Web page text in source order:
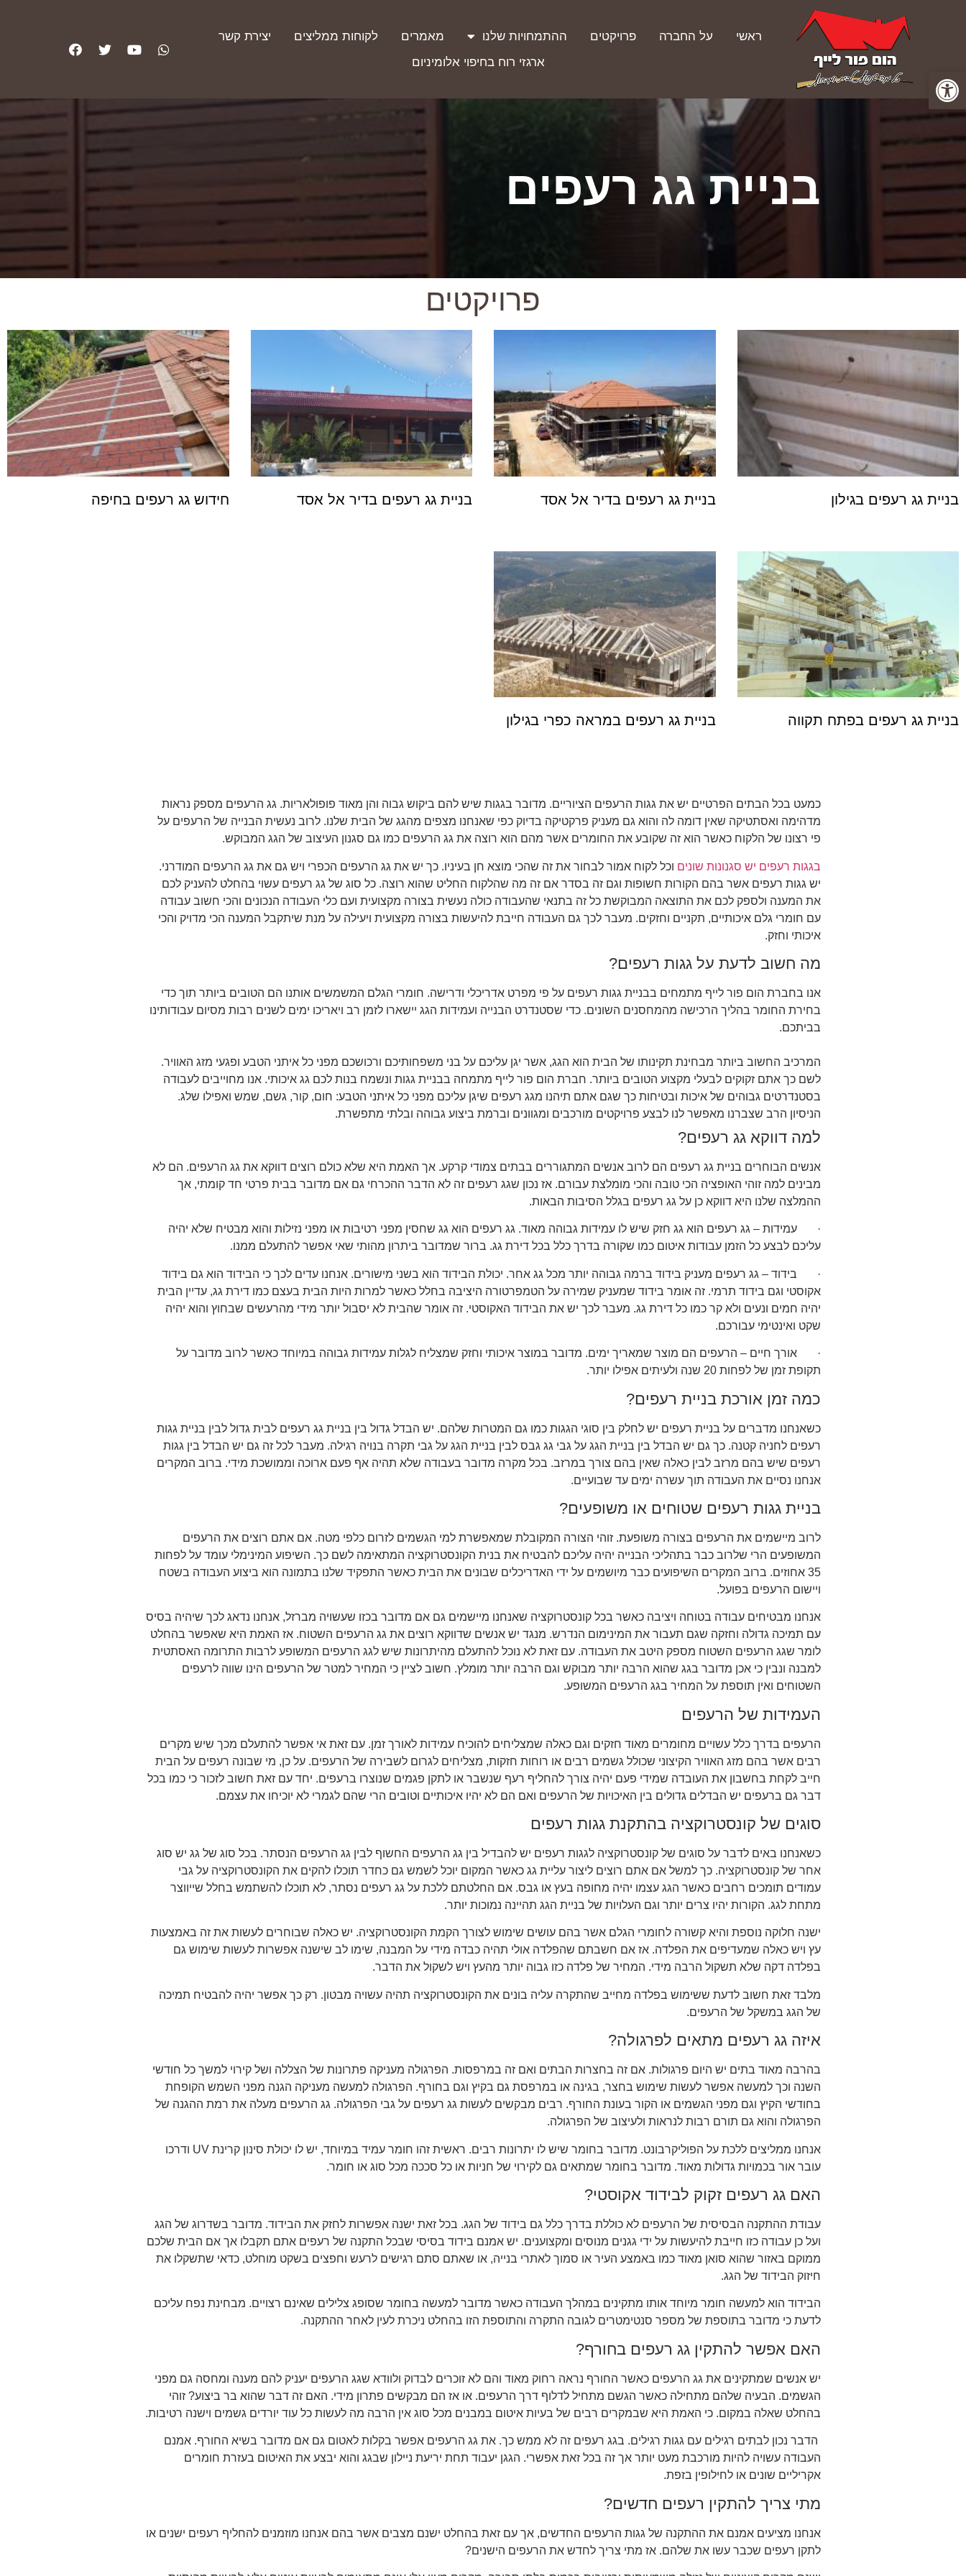
פתח סרגל נגישות
ראשי על החברה פרויקטים ההתמחויות שלנו מאמרים לקוחות ממליצים
יצירת קשר
ארגזי רוח בחיפוי אלומיניום
בניית גג רעפים
פרויקטים
בניית גג רעפים בגילון בניית גג רעפים בדיר אל אסד בניית גג רעפים בדיר אל אסד חידוש גג רעפים בחיפה
בניית גג רעפים בפתח תקווה בניית גג רעפים במראה כפרי בגילון
כמעט בכל הבתים הפרטיים יש את גגות הרעפים הציוריים. מדובר בגגות שיש להם ביקוש גבוה והן מאוד פופולאריות. גג הרעפים מספק נראות
מדהימה ואסתטיקה שאין דומה לה והוא גם מעניק פרקטיקה בדיוק כפי שאנחנו מצפים מהגג של הבית שלנו. לרוב נעשית הבנייה של הרעפים על
פי רצונו של הלקוח כאשר הוא זה שקובע את החומרים אשר מהם הוא רוצה את גג הרעפים כמו גם סגנון העיצוב של הגג המבוקש.
בגגות רעפים יש סגנונות שונים וכל לקוח אמור לבחור את זה שהכי מוצא חן בעיניו. כך יש את גג הרעפים הכפרי ויש גם את גג הרעפים המודרני.
יש גגות רעפים אשר בהם הקורות חשופות וגם זה בסדר אם זה מה שהלקוח החליט שהוא רוצה. כל סוג של גג רעפים עשוי בהחלט להעניק לכם
את המענה ולספק לכם את התוצאה המבוקשת כל זה בתנאי שהעבודה כולה נעשית בצורה מקצועית ועם כלי העבודה הנכונים והכי חשוב עבודה
עם חומרי גלם איכותיים, תקניים וחזקים. מעבר לכך גם העבודה חייבת להיעשות בצורה מקצועית ויעילה על מנת שיתקבל המענה הכי מדויק והכי
איכותי וחזק.
מה חשוב לדעת על גגות רעפים?
אנו בחברת הום פור לייף מתמחים בבניית גגות רעפים על פי מפרט אדריכלי ודרישה. חומרי הגלם המשמשים אותנו הם הטובים ביותר תוך כדי
בחירת החומר בהליך הרכישה מהמחסנים השונים. כדי שסטנדרט הבנייה ועמידות הגג יישארו לזמן רב ויאריכו ימים לשנים רבות מסיום עבודותינו
בביתכם.
המרכיב החשוב ביותר מבחינת תקינותו של הבית הוא הגג, אשר יגן עליכם על בני משפחותיכם ורכושכם מפני כל איתני הטבע ופגעי מזג האוויר.
לשם כך אתם זקוקים לבעלי מקצוע הטובים ביותר. חברת הום פור לייף מתמחה בבניית גגות ונשמח בנות לכם גג איכותי. אנו מחוייבים לעבודה
בסטנדרטים גבוהים של איכות ובטיחות כך שגם אתם תיהנו מגג רעפים שיגן עליכם מפני כל איתני הטבע: חום, קור, גשם, שמש ואפילו שלג.
הניסיון הרב שצברנו מאפשר לנו לבצע פרויקטים מורכבים ומגוונים וברמת ביצוע גבוהה ובלתי מתפשרת.
למה דווקא גג רעפים?
אנשים הבוחרים בניית גג רעפים הם לרוב אנשים המתגוררים בבתים צמודי קרקע. אך האמת היא שלא כולם רוצים דווקא את גג הרעפים. הם לא
מבינים למה זוהי האופציה הכי טובה והכי מומלצת עבורם. אז נכון שגג רעפים זה לא הדבר ההכרחי גם אם מדובר בבית פרטי חד קומתי, אך
ההמלצה שלנו היא דווקא כן על גג רעפים בגלל הסיבות הבאות.
· עמידות – גג רעפים הוא גג חזק שיש לו עמידות גבוהה מאוד. גג רעפים הוא גג שחסין מפני רטיבות או מפני נזילות והוא מבטיח שלא יהיה
עליכם לבצע כל הזמן עבודות איטום כמו שקורה בדרך כלל בכל דירת גג. ברור שמדובר ביתרון מהותי שאי אפשר להתעלם ממנו.
· בידוד – גג רעפים מעניק בידוד ברמה גבוהה יותר מכל גג אחר. יכולת הבידוד הוא בשני מישורים. אנחנו עדים לכך כי הבידוד הוא גם בידוד
אקוסטי וגם בידוד תרמי. זה אומר בידוד שמעניק שמירה על הטמפרטורה היציבה בחלל כאשר למרות היות הבית בעצם כמו דירת גג, עדיין הבית
יהיה חמים ונעים ולא קר כמו כל דירת גג. מעבר לכך יש את הבידוד האקוסטי. זה אומר שהבית לא יסבול יותר מידי מהרעשים שבחוץ והוא יהיה
שקט ואינטימי עבורכם.
· אורך חיים – הרעפים הם מוצר שמאריך ימים. מדובר במוצר איכותי וחזק שמצליח לגלות עמידות גבוהה במיוחד כאשר לרוב מדובר על
תקופת זמן של לפחות 20 שנה ולעיתים אפילו יותר.
כמה זמן אורכת בניית רעפים?
כשאנחנו מדברים על בניית רעפים יש לחלק בין סוגי הגגות כמו גם המטרות שלהם. יש הבדל גדול בין בניית גג רעפים לבית גדול לבין בניית גגות
רעפים לחניה קטנה. כך גם יש הבדל בין בניית הגג על גבי גג גבס לבין בניית הגג על גבי תקרה בנויה רגילה. מעבר לכל זה גם יש הבדל בין גגות
רעפים שיש בהם מרזב לבין כאלה שאין בהם צורך במרזב. בכל מקרה מדובר בעבודה שלא תהיה אף פעם ארוכה וממושכת מידי. ברוב המקרים
אנחנו נסיים את העבודה תוך עשרה ימים עד שבועיים.
בניית גגות רעפים שטוחים או משופעים?
לרוב מיישמים את הרעפים בצורה משופעת. זוהי הצורה המקובלת שמאפשרת למי הגשמים לזרום כלפי מטה. אם אתם רוצים את הרעפים
המשופעים הרי שלרוב כבר בתהליכי הבנייה יהיה עליכם להבטיח את בנית הקונסטרוקציה המתאימה לשם כך. השיפוע המינימלי עומד על לפחות
35 אחוזים. ברוב המקרים השיפועים כבר מיושמים על ידי האדריכלים שבונים את הבית כאשר התפקיד שלנו בתמונה הוא ביצוע העבודה בשטח
ויישום הרעפים בפועל.
אנחנו מבטיחים עבודה בטוחה ויציבה כאשר בכל קונסטרוקציה שאנחנו מיישמים גם אם מדובר בכזו שעשויה מברזל, אנחנו נדאג לכך שיהיה בסיס
עם תמיכה גדולה וחזקה שגם תעבור את המינימום הנדרש. מנגד יש אנשים שדווקא רוצים את גג הרעפים השטוח. אז האמת היא שאפשר בהחלט
לומר שגג הרעפים השטוח מספק היטב את העבודה. עם זאת לא נוכל להתעלם מהיתרונות שיש לגג הרעפים המשופע לרבות התרומה האסתטית
למבנה ונבין כי אכן מדובר בגג שהוא הרבה יותר מבוקש וגם הרבה יותר מומלץ. חשוב לציין כי המחיר למטר של הרעפים הינו שווה לרעפים
השטוחים ואין תוספת על המחיר בגג הרעפים המשופע.
העמידות של הרעפים
הרעפים בדרך כלל עשויים מחומרים מאוד חזקים וגם כאלה שמצליחים להוכיח עמידות לאורך זמן. עם זאת אי אפשר להתעלם מכך שיש מקרים
רבים אשר בהם מזג האוויר הקיצוני שכולל גשמים רבים או רוחות חזקות, מצליחים לגרום לשבירה של הרעפים. על כן, מי שבונה רעפים על הבית
חייב לקחת בחשבון את העובדה שמידי פעם יהיה צורך להחליף רעף שנשבר או לתקן פגמים שנוצרו ברעפים. יחד עם זאת חשוב לזכור כי כמו בכל
דבר גם ברעפים יש הבדלים גדולים בין האיכויות של הרעפים ואם הם לא יהיו איכותיים וטובים הרי שהם לגמרי לא יוכיחו את עצמם.
סוגים של קונסטרוקציה בהתקנת גגות רעפים
כשאנחנו באים לדבר על סוגים של קונסטרוקציה לגגות רעפים יש להבדיל בין גג הרעפים החשוף לבין גג הרעפים הנסתר. בכל סוג של גג יש סוג
אחר של קונסטרוקציה. כך למשל אם אתם רוצים ליצור עליית גג כאשר המקום יוכל לשמש גם כחדר תוכלו להקים את הקונסטרוקציה על גבי
עמודים תומכים רחבים כאשר הגג עצמו יהיה מחופה בעץ או גבס. אם החלטתם ללכת על גג רעפים נסתר, לא תוכלו להשתמש בחלל שייווצר
מתחת לגג. הקורות יהיו צרים יותר וגם העלויות של בניית הגג תהיינה נמוכות יותר.
ישנה חלוקה נוספת והיא קשורה לחומרי הגלם אשר בהם עושים שימוש לצורך הקמת הקונסטרוקציה. יש כאלה שבוחרים לעשות את זה באמצעות
עץ ויש כאלה שמעדיפים את הפלדה. אז אם חשבתם שהפלדה אולי תהיה כבדה מידי על המבנה, שימו לב שישנה אפשרות לעשות שימוש גם
בפלדה דקה שלא תשקול הרבה מידי. המחיר של פלדה כזו גבוה יותר מהעץ ויש לשקול את הדבר.
מלבד זאת חשוב לדעת ששימוש בפלדה מחייב שהתקרה עליה בונים את הקונסטרוקציה תהיה עשויה מבטון. רק כך אפשר יהיה להבטיח תמיכה
של הגג במשקל של הרעפים.
איזה גג רעפים מתאים לפרגולה?
בהרבה מאוד בתים יש היום פרגולות. אם זה בחצרות הבתים ואם זה במרפסות. הפרגולה מעניקה פתרונות של הצללה ושל קירוי למשך כל חודשי
השנה וכך למעשה אפשר לעשות שימוש בחצר, בגינה או במרפסת גם בקיץ וגם בחורף. הפרגולה למעשה מעניקה הגנה מפני השמש הקופחת
בחודשי הקיץ וגם מפני הגשמים או הקור בעונת החורף. רבים מבקשים לעשות גג רעפים על גבי הפרגולה. גג הרעפים מעלה את רמת ההגנה של
הפרגולה והוא גם תורם רבות לנראות ולעיצוב של הפרגולה.
אנחנו ממליצים ללכת על הפוליקרבונט. מדובר בחומר שיש לו יתרונות רבים. ראשית זהו חומר עמיד במיוחד, יש לו יכולת סינון קרינת UV ודרכו
עובר אור בכמויות גדולות מאוד. מדובר בחומר שמתאים גם לקירוי של חניות או כל סככה מכל סוג או חומר.
האם גג רעפים זקוק לבידוד אקוסטי?
עבודת ההתקנה הבסיסית של הרעפים לא כוללת בדרך כלל גם בידוד של הגג. בכל זאת ישנה אפשרות לחזק את הבידוד. מדובר בשדרוג של הגג
ועל כן עבודה כזו חייבת להיעשות על ידי גגנים מנוסים ומקצוענים. יש אמנם בידוד בסיסי שבכל התקנה של רעפים אתם תקבלו אך אם הבית שלכם
ממוקם באזור שהוא סואן מאוד כמו באמצע העיר או סמוך לאתרי בנייה, או שאתם סתם רגישים לרעש וחפצים בשקט מוחלט, כדאי שתשקלו את
חיזוק הבידוד של הגג.
הבידוד הוא למעשה חומר מיוחד אותו מתקינים במהלך העבודה כאשר מדובר למעשה בחומר שסופג צלילים שאינם רצויים. מבחינת נפח עליכם
לדעת כי מדובר בתוספת של מספר סנטימטרים לגובה התקרה והתוספת הזו בהחלט ניכרת לעין לאחר ההתקנה.
האם אפשר להתקין גג רעפים בחורף?
יש אנשים שמתקינים את גג הרעפים כאשר החורף נראה רחוק מאוד והם לא זוכרים לבדוק ולוודא שגג הרעפים יעניק להם מענה ומחסה גם מפני
הגשמים. הבעיה שלהם מתחילה כאשר הגשם מתחיל לדלוף דרך הרעפים. או אז הם מבקשים פתרון מידי. האם זה דבר שהוא בר ביצוע? זוהי
בהחלט שאלה במקום. כי האמת היא שבמקרים רבים של בעיות איטום במבנים מכל סוג אין הרבה מה לעשות כל עוד יורדים גשמים וישנה רטיבות.
הדבר נכון לבתים רגילים עם גגות רגילים. בגג רעפים זה לא ממש כך. את גג הרעפים אפשר בקלות לאטום גם אם מדובר בשיא החורף. אמנם
העבודה עשויה להיות מורכבת מעט יותר אך זה בכל זאת אפשרי. הגגן יעבוד תחת יריעת ניילון שבגג והוא יבצע את האיטום בעזרת חומרים
אקריליים שונים או לחילופין בזפת.
מתי צריך להתקין רעפים חדשים?
אנחנו מציעים אמנם את ההתקנה של גגות הרעפים החדשים, אך עם זאת בהחלט ישנם מצבים אשר בהם אנחנו מוזמנים להחליף רעפים ישנים או
לתקן רעפים שכבר עשו את שלהם. אז מתי צריך לחדש את הרעפים הישנים?